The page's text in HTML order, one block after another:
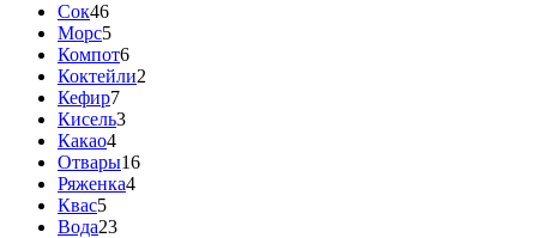
Сок46
Морс5
Компот6
Коктейли2
Кефир7
Кисель3
Какао4
Отвары16
Ряженка4
Квас5
Вода23